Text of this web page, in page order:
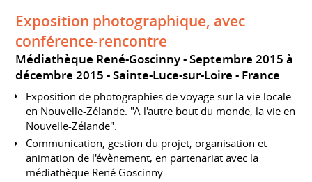
Exposition photographique, avec
conférence-rencontre
Médiathèque René-Goscinny
Septembre 2015 à
décembre 2015 Sainte-Luce-sur-Loire France
Exposition de photographies de voyage sur la vie locale
en Nouvelle-Zélande. "A l'autre bout du monde, la vie en
Nouvelle-Zélande".
Communication, gestion du projet, organisation et
animation de l'évènement, en partenariat avec la
médiathèque René Goscinny.